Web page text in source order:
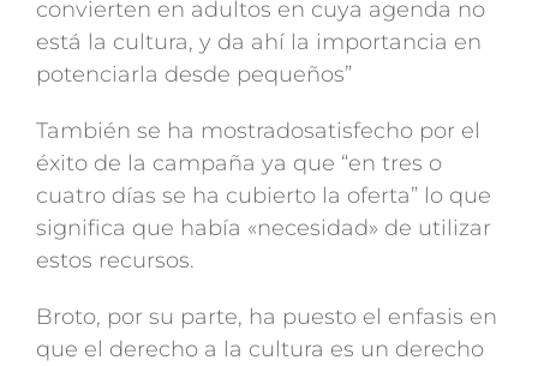
convierten en adultos en cuya agenda no
está la cultura, y da ahí la importancia en
potenciarla desde pequeños”
También se ha mostradosatisfecho por el
éxito de la campaña ya que “en tres o
cuatro días se ha cubierto la oferta” lo que
significa que había «necesidad» de utilizar
estos recursos.
Broto, por su parte, ha puesto el enfasis en
que el derecho a la cultura es un derecho